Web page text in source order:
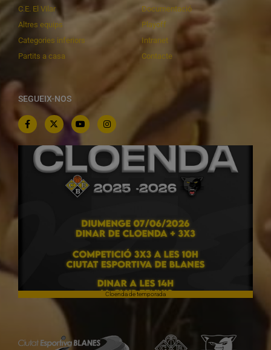
C.E. El Vilar
Altres equips
Categories inferiors
Partits a casa
Documentació
Playoff
Intranet
Contacte
SEGUEIX-NOS
Cloenda de temporada